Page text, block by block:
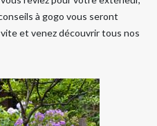
à gogo vous seront
et venez découvrir tous nos